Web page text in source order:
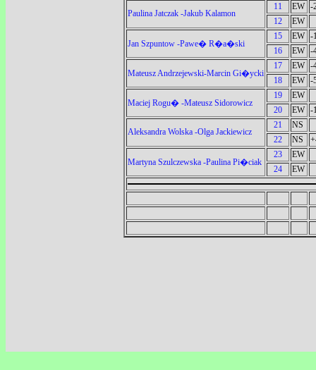
Paulina Jatczak -Jakub Kalamon
11 EW -
12
EW
Jan Szpuntow -Pawe� R�a�ski
15 EW -
16
EW -
Mateusz Andrzejewski-Marcin Gi�ycki
17 EW -
18
EW -
Maciej Rogu� -Mateusz Sidorowicz
19
EW
20
EW -
Aleksandra Wolska -Olga Jackiewicz
21
NS
22
NS
Martyna Szulczewska -Paulina Pi�ciak
23
EW
24
EW